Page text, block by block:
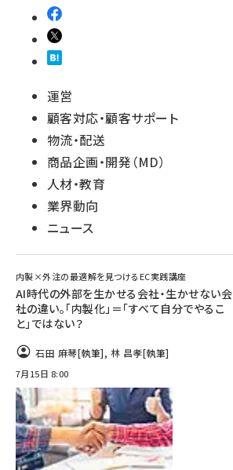
運営
顧客対応・顧客サポート
物流・配送
商品企画・開発（MD）
人材・教育
業界動向
ニュース
内製×外注の最適解を見つけるEC実践講座
AI時代の外部を生かせる会社・生かせない会
社の違い。「内製化」＝「すべて自分でやるこ
と」ではない？
石田 麻琴[執筆], 林 昌孝[執筆]
7月15日 8:00